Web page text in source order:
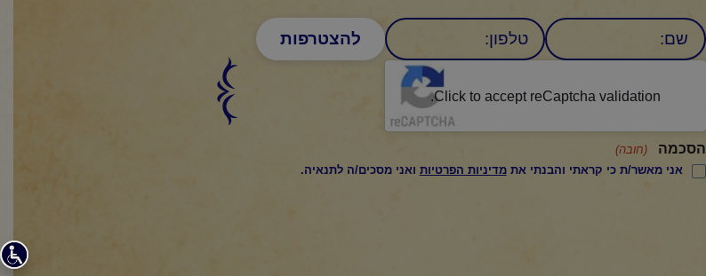
שם טלפון:
Click to accept reCaptcha validation.
הסכמה
(חובה)
אני מאשר/ת כי קראתי והבנתי אתמדיניות הפרטיות